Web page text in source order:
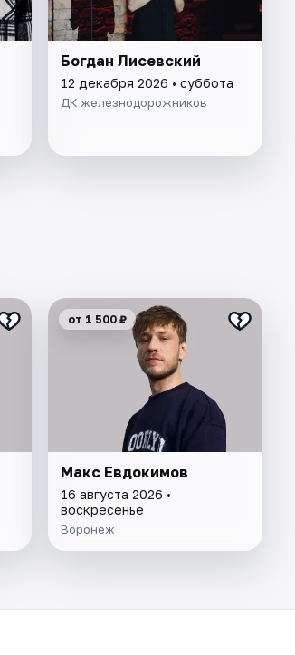
Богдан Лисевский
12 декабря 2026 • суббота
ДК железнодорожников
от 1 500 ₽
Макс Евдокимов
16 августа 2026 •
воскресенье
Воронеж